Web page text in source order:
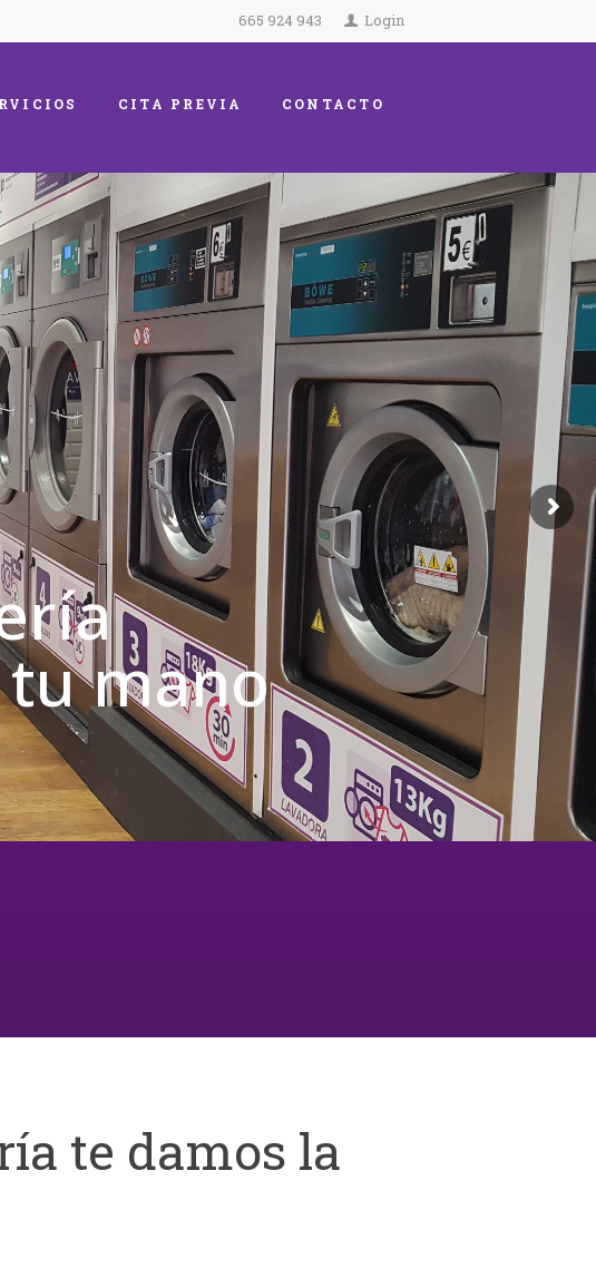
665 924 943 Login
CITA PREVIA CONTACTO
mano
te damos la